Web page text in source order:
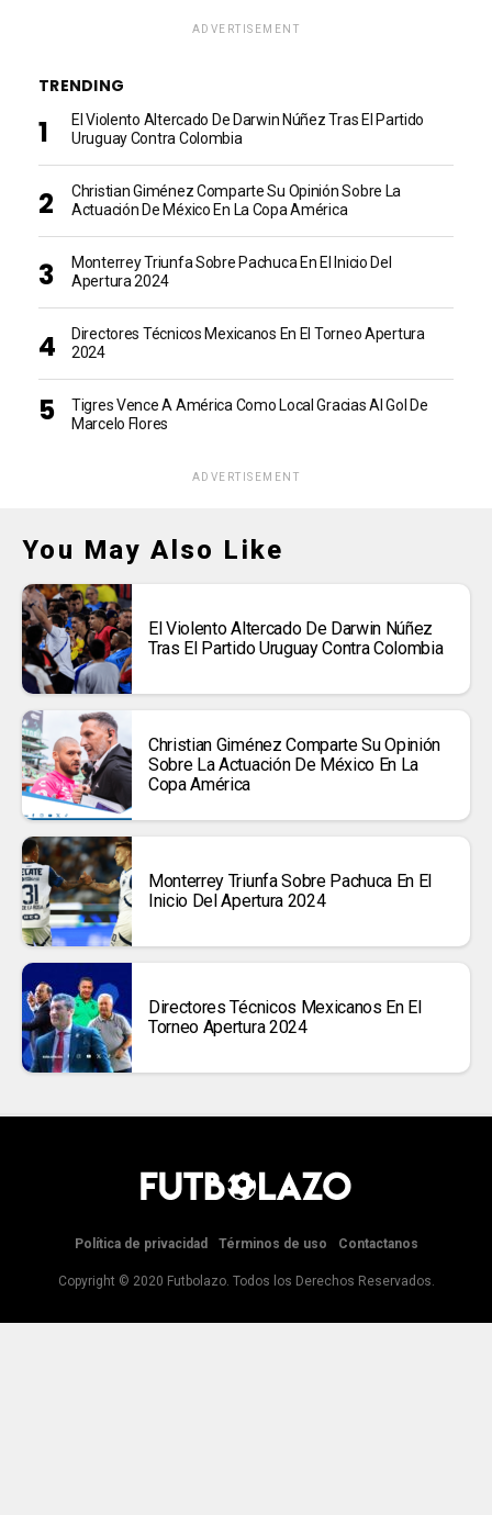
ADVERTISEMENT
TRENDING
El Violento Altercado De Darwin Núñez Tras El Partido
Uruguay Contra Colombia
Christian Giménez Comparte Su Opinión Sobre La
Actuación De México En La Copa América
Monterrey Triunfa Sobre Pachuca En El Inicio Del
Apertura 2024
Directores Técnicos Mexicanos En El Torneo Apertura
2024
Tigres Vence A América Como Local Gracias Al Gol De
Marcelo Flores
ADVERTISEMENT
You May Also Like
El Violento Altercado De Darwin Núñez
Tras El Partido Uruguay Contra Colombia
Christian Giménez Comparte Su Opinión
Sobre La Actuación De México En La
Copa América
Monterrey Triunfa Sobre Pachuca En El
Inicio Del Apertura 2024
Directores Técnicos Mexicanos En El
Torneo Apertura 2024
Política de privacidad Términos de uso Contactanos
Copyright © 2020 Futbolazo. Todos los Derechos Reservados.